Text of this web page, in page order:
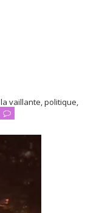
la vaillante,politique,